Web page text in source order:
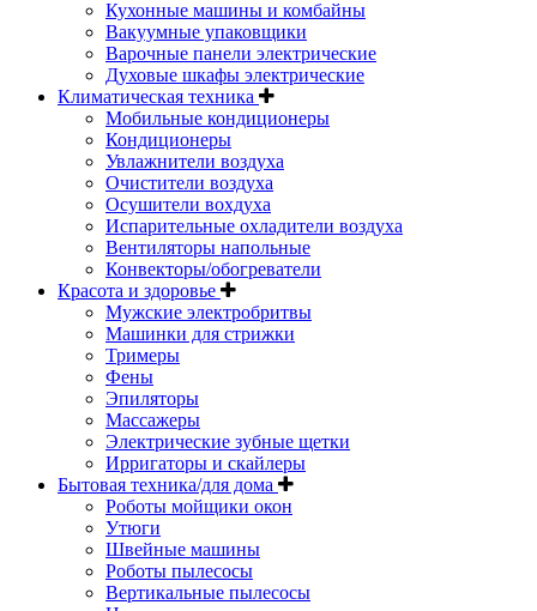
Кухонные машины и комбайны
Вакуумные упаковщики
Варочные панели электрические
Духовые шкафы электрические
Климатическая техника
Мобильные кондиционеры
Кондиционеры
Увлажнители воздуха
Очистители воздуха
Осушители вохдуха
Испарительные охладители воздуха
Вентиляторы напольные
Конвекторы/обогреватели
Красота и здоровье
Мужские электробритвы
Машинки для стрижки
Тримеры
Фены
Эпиляторы
Массажеры
Электрические зубные щетки
Ирригаторы и скайлеры
Бытовая техника/для дома
Роботы мойщики окон
Утюги
Швейные машины
Роботы пылесосы
Вертикальные пылесосы